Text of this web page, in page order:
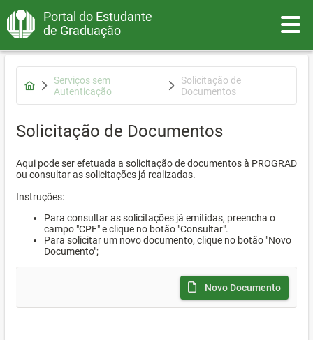
Portal do Estudante
de Graduação
Serviços sem
Autenticação
Solicitação de
Documentos
Solicitação de Documentos
Aqui pode ser efetuada a solicitação de documentos à PROGRAD
ou consultar as solicitações já realizadas.
Instruções:
Para consultar as solicitações já emitidas, preencha o
campo "CPF" e clique no botão "Consultar".
Para solicitar um novo documento, clique no botão "Novo
Documento";
Novo Documento